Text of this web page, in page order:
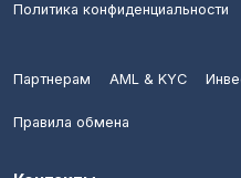
Политика конфиденциальности
Партнерам AML & KYC
Правила обмена